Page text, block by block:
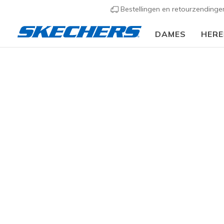
Bestellingen en
DAMES